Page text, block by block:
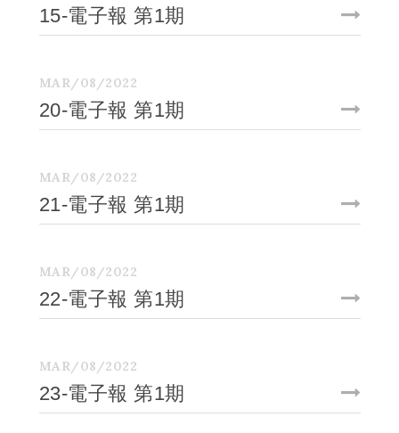
15-電子報 第1期
MAR/08/2022
20-電子報 第1期
MAR/08/2022
21-電子報 第1期
MAR/08/2022
22-電子報 第1期
MAR/08/2022
23-電子報 第1期